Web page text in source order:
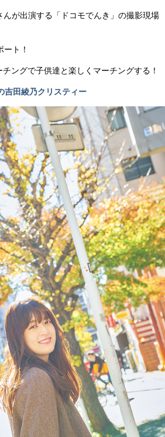
んが出演する「ドコモでんき」の撮影現場
ト！
チングで子供達と楽しくマーチングする！
吉田綾乃クリスティー